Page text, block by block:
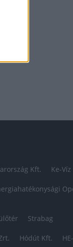
Kft. Ke-
Strabag
Hódút Kft.